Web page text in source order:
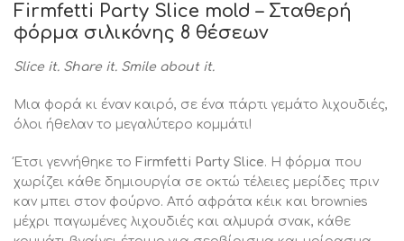
Firmfetti Party Slice mold – Σταθερή
φόρμα σιλικόνης 8 θέσεων
Slice it. Share it. Smile about it.
Μια φορά κι έναν καιρό, σε ένα πάρτι γεμάτο λιχουδιές,
όλοι ήθελαν το μεγαλύτερο κομμάτι!
Έτσι γεννήθηκε το Firmfetti Party Slice. Η φόρμα που
χωρίζει κάθε δημιουργία σε οκτώ τέλειες μερίδες πριν
καν μπει στον φούρνο. Από αφράτα κέικ και brownies
μέχρι παγωμένες λιχουδιές και αλμυρά σνακ, κάθε